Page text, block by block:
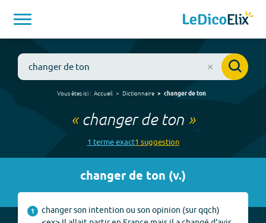
Vous êtes ici : Accueil Dictionnaire changer de ton
« changer de ton »
1 termeexact1 suggestion
changer de ton (v.)
1
changer son intention ou son opinion (sur qqch)